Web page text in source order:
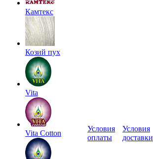
Камтекс
Козий пух
Vita
Vita Cotton
Условия
оплаты
Условия
доставки